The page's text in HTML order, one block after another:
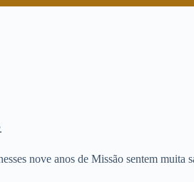
nove anos de Missão sentem muita